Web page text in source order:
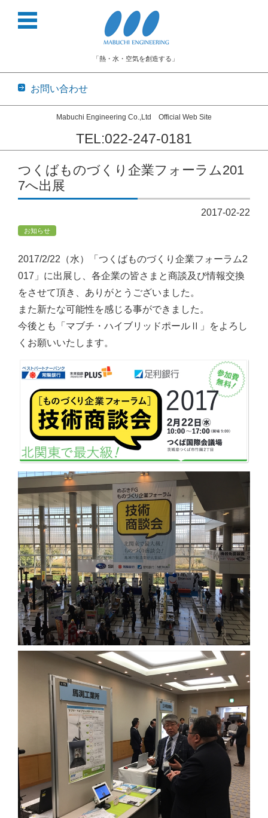
「熱・水・空気を創造する」
お問い合わせ
Mabuchi Engineering Co.,Ltd Official Web Site
TEL:022-247-0181
コンテンツに移動
つくばものづくり企業フォーラム201
7へ出展
2017-02-22
お知らせ
2017/2/22（水）「つくばものづくり企業フォーラム2
017」に出展し、各企業の皆さまと商談及び情報交換
をさせて頂き、ありがとうございました。
また新たな可能性を感じる事ができました。
今後とも「マブチ・ハイブリッドポールⅡ」をよろし
くお願いいたします。